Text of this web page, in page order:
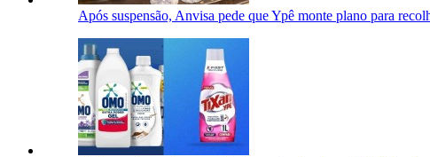
Após suspensão, Anvisa pede que Ypê monte plano para